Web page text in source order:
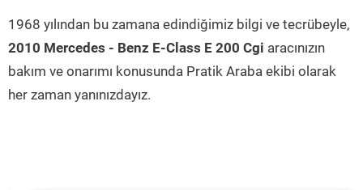
1968 yılından bu zamana edindiğimiz bilgi ve tecrübeyle,
2010 Mercedes - Benz E-Class E 200 Cgi aracınızın
bakım ve onarımı konusunda Pratik Araba ekibi olarak
her zaman yanınızdayız.